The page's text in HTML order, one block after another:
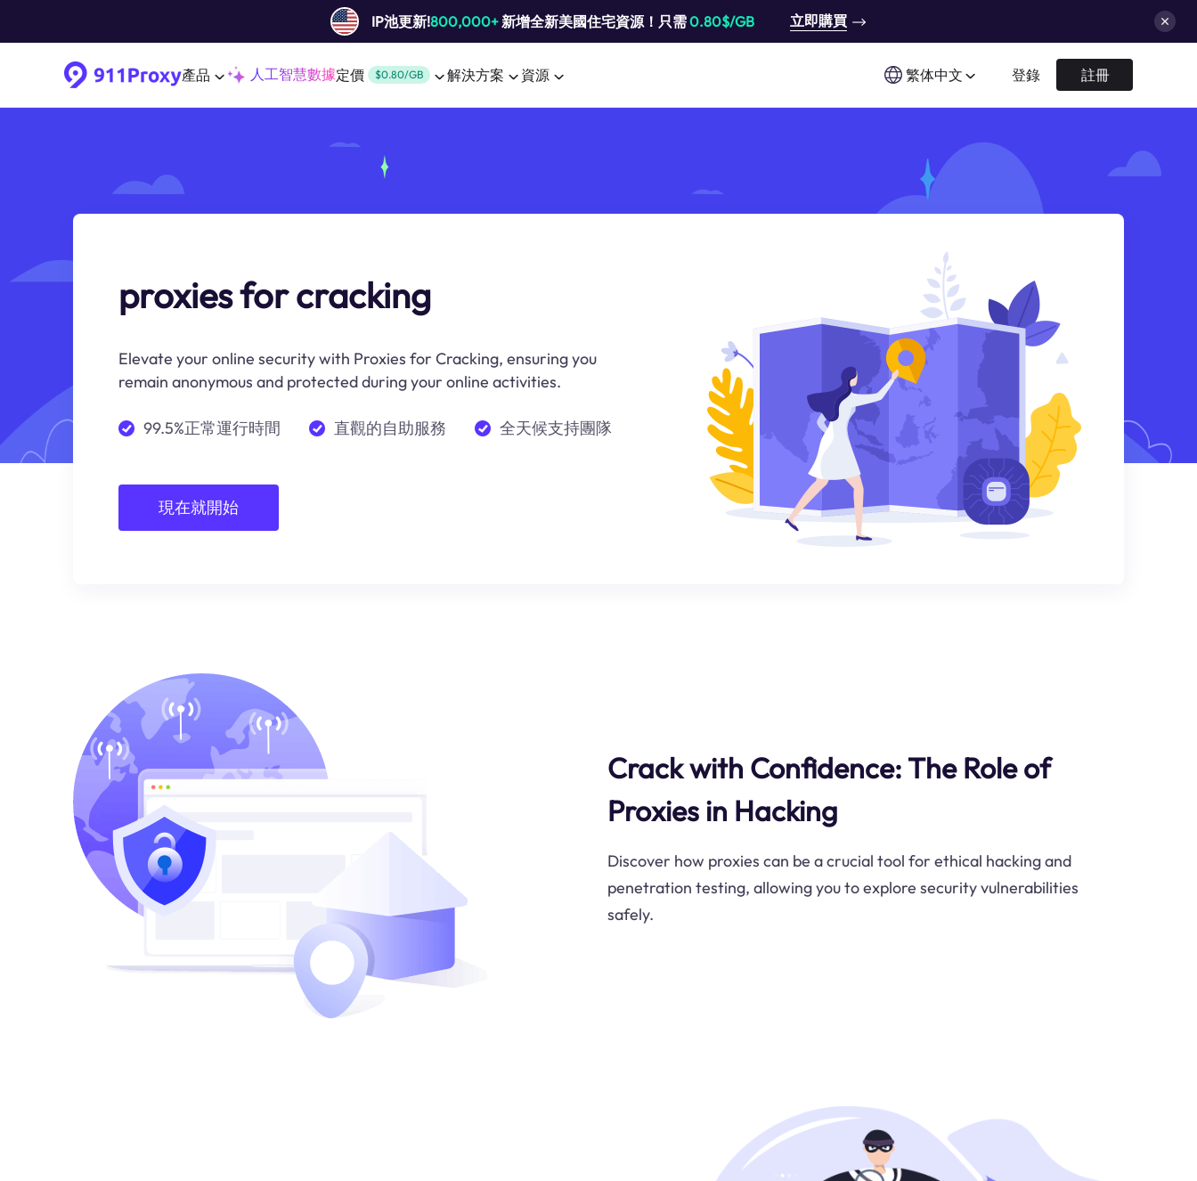
IP池更新!800,000+新增全新美國住宅資源！只需0.80$/GB 立即購買
產品 人工智慧數據定價 $0.80/GB 解決方案 資源 繁体中文 登錄 註冊
proxies for cracking
Elevate your online security with Proxies for Cracking, ensuring you
remain anonymous and protected during your online activities.
99.5%正常運行時間 直觀的自助服務 全天候支持團隊
現在就開始
Crack with Confidence: The Role of
Proxies in Hacking
Discover how proxies can be a crucial tool for ethical hacking and
penetration testing, allowing you to explore security vulnerabilities
safely.